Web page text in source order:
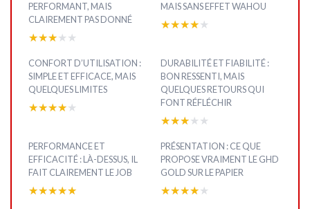
PERFORMANT, MAIS
CLAIREMENT PAS DONNÉ
★★★★★
★★★★★
MAIS SANS EFFET WAHOU
★★★★★
★★★★★
CONFORT D’UTILISATION :
SIMPLE ET EFFICACE, MAIS
QUELQUES LIMITES
★★★★★
★★★★★
DURABILITÉ ET FIABILITÉ :
BON RESSENTI, MAIS
QUELQUES RETOURS QUI
FONT RÉFLÉCHIR
★★★★★
★★★★★
PERFORMANCE ET
EFFICACITÉ : LÀ-DESSUS, IL
FAIT CLAIREMENT LE JOB
★★★★★
★★★★★
PRÉSENTATION : CE QUE
PROPOSE VRAIMENT LE GHD
GOLD SUR LE PAPIER
★★★★★
★★★★★